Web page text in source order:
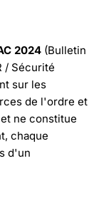
2024 (Bulletin
/ Sécurité
sur les
de l'ordre et
ne constitue
chaque
d'un